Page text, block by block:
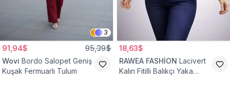
3
91,94$ 95,39$
Wovi Bordo Salopet Geniş
Kuşak Fermuarlı Tulum
18,63$
RAWEA FASHİON Lacivert
Kalın Fitilli Balıkçı Yaka